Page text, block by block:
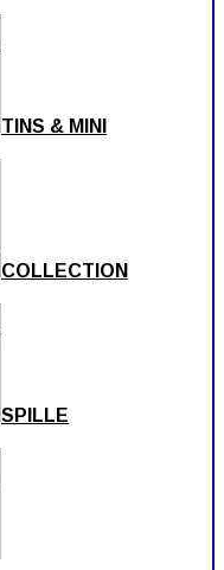
TINS & MINI
COLLECTION
SPILLE